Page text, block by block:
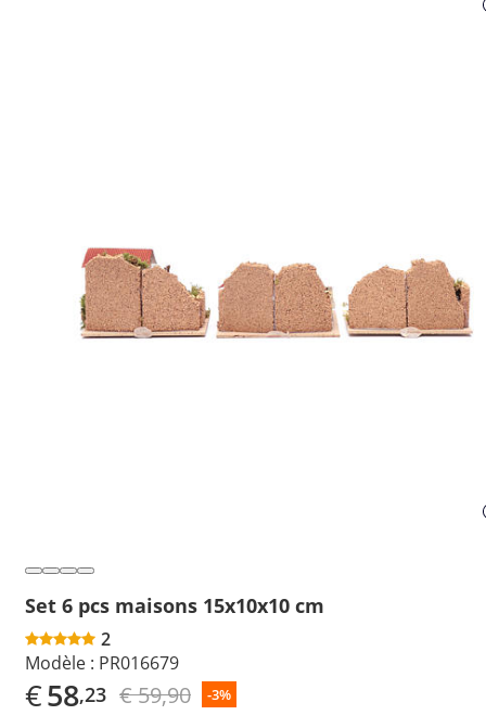
Set 6 pcs maisons 15x10x10 cm
2
Modèle : PR016679
€58,23 € 59,90 -3%